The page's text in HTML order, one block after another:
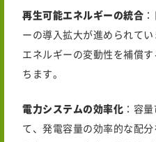
再生可能エネルギーの統合
ーの導入拡大が進められて
エネルギーの変動性を補償
ちます。
電力システムの効率化 ：容
て、発電容量の効率的な配分